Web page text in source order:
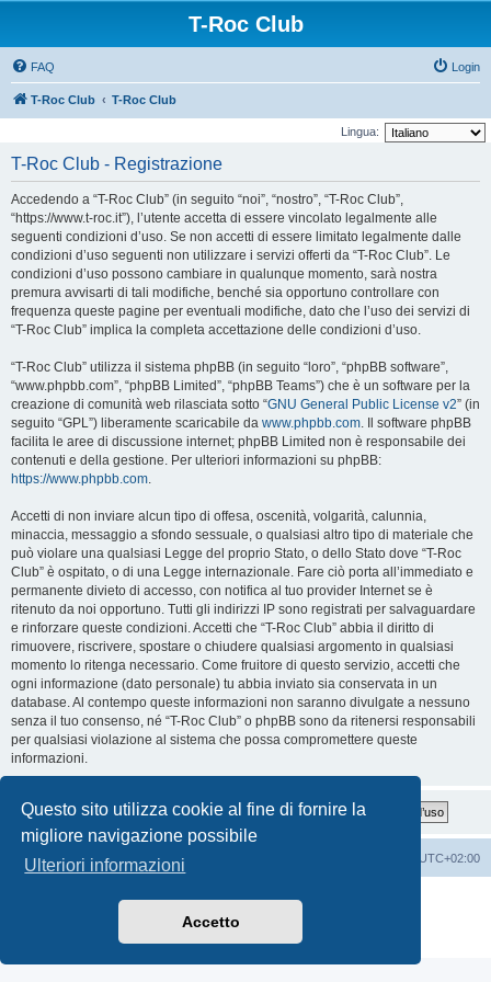
Questo sito utilizza cookie al fine di fornire la
migliore navigazione possibile
Ulteriori informazioni
Accetto
T-Roc Club
FAQ Login
T-Roc Club T-Roc Club
Lingua:
T-Roc Club - Registrazione
Accedendo a “T-Roc Club” (in seguito “noi”, “nostro”, “T-Roc Club”,
“https://www.t-roc.it”), l’utente accetta di essere vincolato legalmente alle
seguenti condizioni d’uso. Se non accetti di essere limitato legalmente dalle
condizioni d’uso seguenti non utilizzare i servizi offerti da “T-Roc Club”. Le
condizioni d’uso possono cambiare in qualunque momento, sarà nostra
premura avvisarti di tali modifiche, benché sia opportuno controllare con
frequenza queste pagine per eventuali modifiche, dato che l’uso dei servizi di
“T-Roc Club” implica la completa accettazione delle condizioni d’uso.
“T-Roc Club” utilizza il sistema phpBB (in seguito “loro”, “phpBB software”,
“www.phpbb.com”, “phpBB Limited”, “phpBB Teams”) che è un software per la
creazione di comunità web rilasciata sotto “GNU General Public License v2” (in
seguito “GPL”) liberamente scaricabile da www.phpbb.com. Il software phpBB
facilita le aree di discussione internet; phpBB Limited non è responsabile dei
contenuti e della gestione. Per ulteriori informazioni su phpBB:
https://www.phpbb.com.
Accetti di non inviare alcun tipo di offesa, oscenità, volgarità, calunnia,
minaccia, messaggio a sfondo sessuale, o qualsiasi altro tipo di materiale che
può violare una qualsiasi Legge del proprio Stato, o dello Stato dove “T-Roc
Club” è ospitato, o di una Legge internazionale. Fare ciò porta all’immediato e
permanente divieto di accesso, con notifica al tuo provider Internet se è
ritenuto da noi opportuno. Tutti gli indirizzi IP sono registrati per salvaguardare
e rinforzare queste condizioni. Accetti che “T-Roc Club” abbia il diritto di
rimuovere, riscrivere, spostare o chiudere qualsiasi argomento in qualsiasi
momento lo ritenga necessario. Come fruitore di questo servizio, accetti che
ogni informazione (dato personale) tu abbia inviato sia conservata in un
database. Al contempo queste informazioni non saranno divulgate a nessuno
senza il tuo consenso, né “T-Roc Club” o phpBB sono da ritenersi responsabili
per qualsiasi violazione al sistema che possa compromettere queste
informazioni.
T-Roc Club T-Roc Club UTC+02:00
Traduzione Italiana